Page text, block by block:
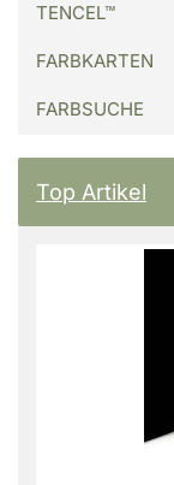
TENCEL™
FARBKARTEN
FARBSUCHE
Top Artikel